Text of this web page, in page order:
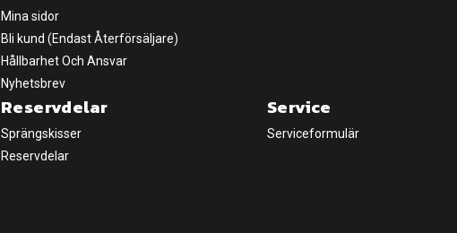
Mina sidor
Bli kund (Endast Återförsäljare)
Hållbarhet Och Ansvar
Nyhetsbrev
Reservdelar
Sprängskisser
Reservdelar
Service
Serviceformulär